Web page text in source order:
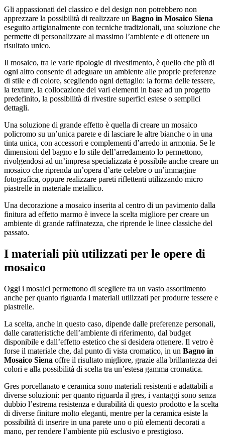
Gli appassionati del classico e del design non potrebbero non
apprezzare la possibilità di realizzare un Bagno in Mosaico Siena
eseguito artigianalmente con tecniche tradizionali, una soluzione che
permette di personalizzare al massimo l’ambiente e di ottenere un
risultato unico.
Il mosaico, tra le varie tipologie di rivestimento, è quello che più di
ogni altro consente di adeguare un ambiente alle proprie preferenze
di stile e di colore, scegliendo ogni dettaglio: la forma delle tessere,
la texture, la collocazione dei vari elementi in base ad un progetto
predefinito, la possibilità di rivestire superfici estese o semplici
dettagli.
Una soluzione di grande effetto è quella di creare un mosaico
policromo su un’unica parete e di lasciare le altre bianche o in una
tinta unica, con accessori e complementi d’arredo in armonia. Se le
dimensioni del bagno e lo stile dell’arredamento lo permettono,
rivolgendosi ad un’impresa specializzata è possibile anche creare un
mosaico che riprenda un’opera d’arte celebre o un’immagine
fotografica, oppure realizzare pareti riflettenti utilizzando micro
piastrelle in materiale metallico.
Una decorazione a mosaico inserita al centro di un pavimento dalla
finitura ad effetto marmo è invece la scelta migliore per creare un
ambiente di grande raffinatezza, che riprende le linee classiche del
passato.
I materiali più utilizzati per le opere di
mosaico
Oggi i mosaici permettono di scegliere tra un vasto assortimento
anche per quanto riguarda i materiali utilizzati per produrre tessere e
piastrelle.
La scelta, anche in questo caso, dipende dalle preferenze personali,
dalle caratteristiche dell’ambiente di riferimento, dal budget
disponibile e dall’effetto estetico che si desidera ottenere. Il vetro è
forse il materiale che, dal punto di vista cromatico, in un Bagno in
Mosaico Siena offre il risultato migliore, grazie alla brillantezza dei
colori e alla possibilità di scelta tra un’estesa gamma cromatica.
Gres porcellanato e ceramica sono materiali resistenti e adattabili a
diverse soluzioni: per quanto riguarda il gres, i vantaggi sono senza
dubbio l’estrema resistenza e durabilità di questo prodotto e la scelta
di diverse finiture molto eleganti, mentre per la ceramica esiste la
possibilità di inserire in una parete uno o più elementi decorati a
mano, per rendere l’ambiente più esclusivo e prestigioso.